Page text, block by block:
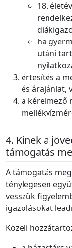
18.
ha
utáni
értesítés a
és árajánlat,
a kérelmező
Kinek a
támogatás
A támogatás
ténylegesen
vesszük
igazolásokat
Közeli